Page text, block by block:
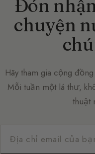
Đón
chuyện
Hãy tham gia cộng
Mỗi tuần một lá thư,
thuật